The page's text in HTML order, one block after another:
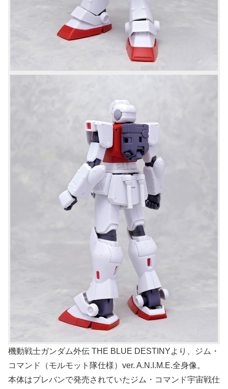
機動戦士ガンダム外伝 THE BLUE DESTINYより、ジム・
コマンド（モルモット隊仕様）ver. A.N.I.M.E.全身像。
本体はプレバンで発売されていたジム・コマンド宇宙戦仕